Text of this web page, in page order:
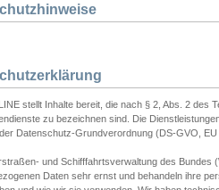
stellt Inhalte bereit, die nach § 2, Abs. 2
zu bezeichnen sind. Die
Datenschutz-Grundverordnung (DS-GVO,
und Schifffahrtsverwaltung des
Daten sehr ernst und behandeln ihre